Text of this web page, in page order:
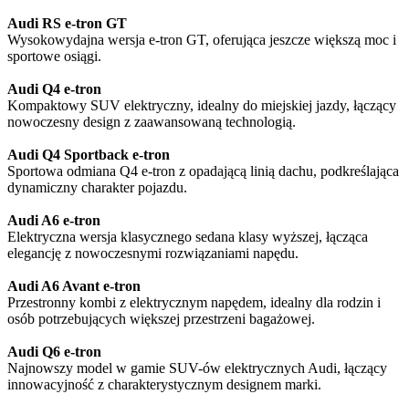
Audi RS e-tron GT
Wysokowydajna wersja e-tron GT, oferująca jeszcze większą moc i
sportowe osiągi.
Audi Q4 e-tron
Kompaktowy SUV elektryczny, idealny do miejskiej jazdy, łączący
nowoczesny design z zaawansowaną technologią.​
Audi Q4 Sportback e-tron
Sportowa odmiana Q4 e-tron z opadającą linią dachu, podkreślająca
dynamiczny charakter pojazdu.​
Audi A6 e-tron
Elektryczna wersja klasycznego sedana klasy wyższej, łącząca
elegancję z nowoczesnymi rozwiązaniami napędu.
Audi A6 Avant e-tron
Przestronny kombi z elektrycznym napędem, idealny dla rodzin i
osób potrzebujących większej przestrzeni bagażowej.
Audi Q6 e-tron
Najnowszy model w gamie SUV-ów elektrycznych Audi, łączący
innowacyjność z charakterystycznym designem marki.